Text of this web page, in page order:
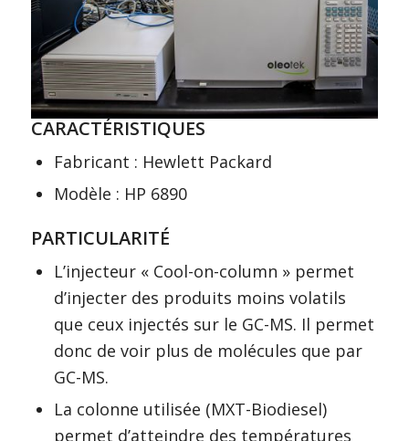
CARACTÉRISTIQUES
Fabricant : Hewlett Packard
Modèle : HP 6890
PARTICULARITÉ
L’injecteur « Cool-on-column » permet
d’injecter des produits moins volatils
que ceux injectés sur le GC-MS. Il permet
donc de voir plus de molécules que par
GC-MS.
La colonne utilisée (MXT-Biodiesel)
permet d’atteindre des températures